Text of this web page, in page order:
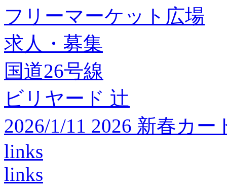
フリーマーケット広場
求人・募集
国道26号線
ビリヤード 辻
2026/1/11 2026 新春カ
links
links